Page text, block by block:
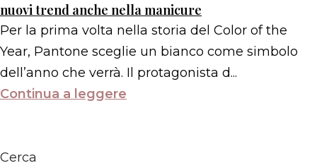
nuovi trend anche nella manicure
Per la prima volta nella storia del Color of the
Year, Pantone sceglie un bianco come simbolo
dell’anno che verrà. Il protagonista d...
Continua a leggere
Cerca